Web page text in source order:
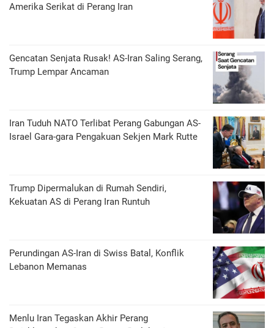
Amerika Serikat di Perang Iran
Gencatan Senjata Rusak! AS-Iran Saling Serang,
Trump Lempar Ancaman
Iran Tuduh NATO Terlibat Perang Gabungan AS-
Israel Gara-gara Pengakuan Sekjen Mark Rutte
Trump Dipermalukan di Rumah Sendiri,
Kekuatan AS di Perang Iran Runtuh
Perundingan AS-Iran di Swiss Batal, Konflik
Lebanon Memanas
Menlu Iran Tegaskan Akhir Perang